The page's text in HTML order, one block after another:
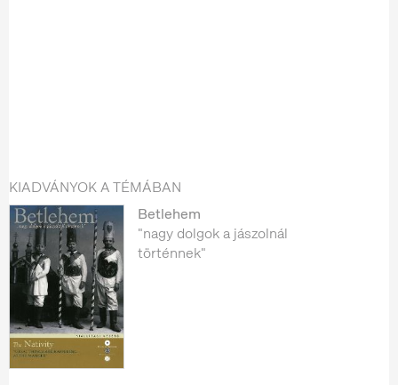
KIADVÁNYOK A TÉMÁBAN
Betlehem
"nagy dolgok a jászolnál
történnek"